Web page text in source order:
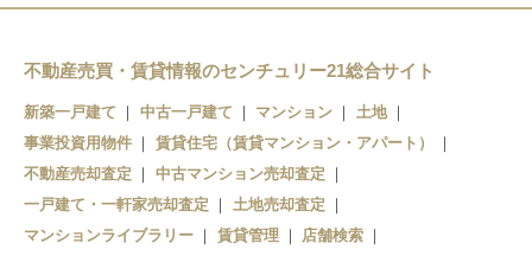
花原市
宮古
不動産売買・賃貸情報のセンチュリー21総合サイト
新築一戸建て 中古一戸建て マンション
土地
事業投資用物件
賃貸住宅（賃貸マンション・アパート）
不動産売却査定
中古マンション売却査定
一戸建て・一軒家売却査定
土地売却査定
マンションライブラリー
賃貸管理
店舗検索